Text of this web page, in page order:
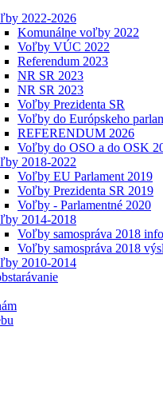
2022-2026
Komunálne voľby 2022
Voľby VÚC 2022
Referendum 2023
NR SR 2023
NR SR 2023
Voľby Prezidenta SR
Voľby do Európskeho
REFERENDUM 2026
Voľby do OSO a do OSK
2018-2022
Voľby EU Parlament 2019
Voľby Prezidenta SR 2019
Voľby - Parlamentné 2020
2014-2018
Voľby samospráva 2018
Voľby samospráva 2018
2010-2014